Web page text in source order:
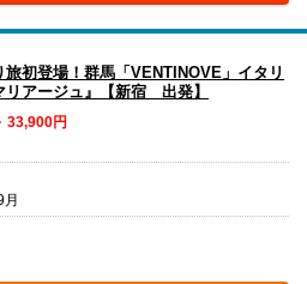
初登場！群馬「VENTINOVE」イタリ
リアージュ』【新宿 出発】
33,900円